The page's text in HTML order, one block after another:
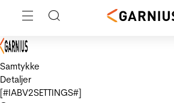
Samtykke
Detaljer
[#IABV2SETTINGS#]